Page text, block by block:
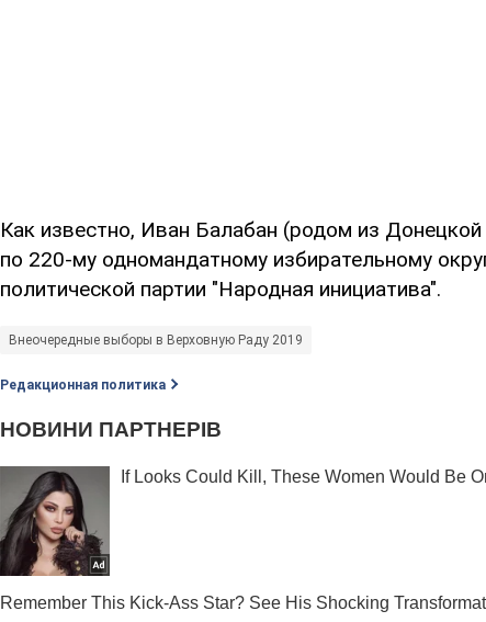
Как известно, Иван Балабан (родом из
по 220-му одномандатному избирательному
политической партии "Народная инициатива".
Внеочередные выборы в Верховную Раду 2019
Редакционная политика